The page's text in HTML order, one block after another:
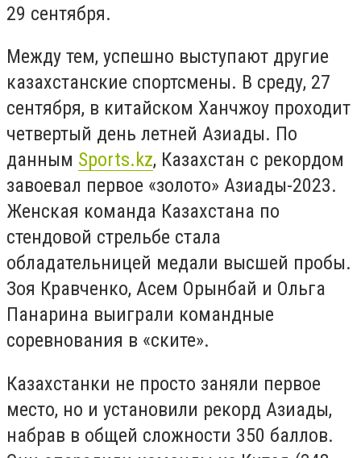
29 сентября.
Между тем, успешно выступают другие
казахстанские спортсмены. В среду, 27
сентября, в китайском Ханчжоу проходит
четвертый день летней Азиады. По
данным Sports.kz, Казахстан с рекордом
завоевал первое «золото» Азиады-2023.
Женская команда Казахстана по
стендовой стрельбе стала
обладательницей медали высшей пробы.
Зоя Кравченко, Асем Орынбай и Ольга
Панарина выиграли командные
соревнования в «ските».
Казахстанки не просто заняли первое
место, но и установили рекорд Азиады,
набрав в общей сложности 350 баллов.